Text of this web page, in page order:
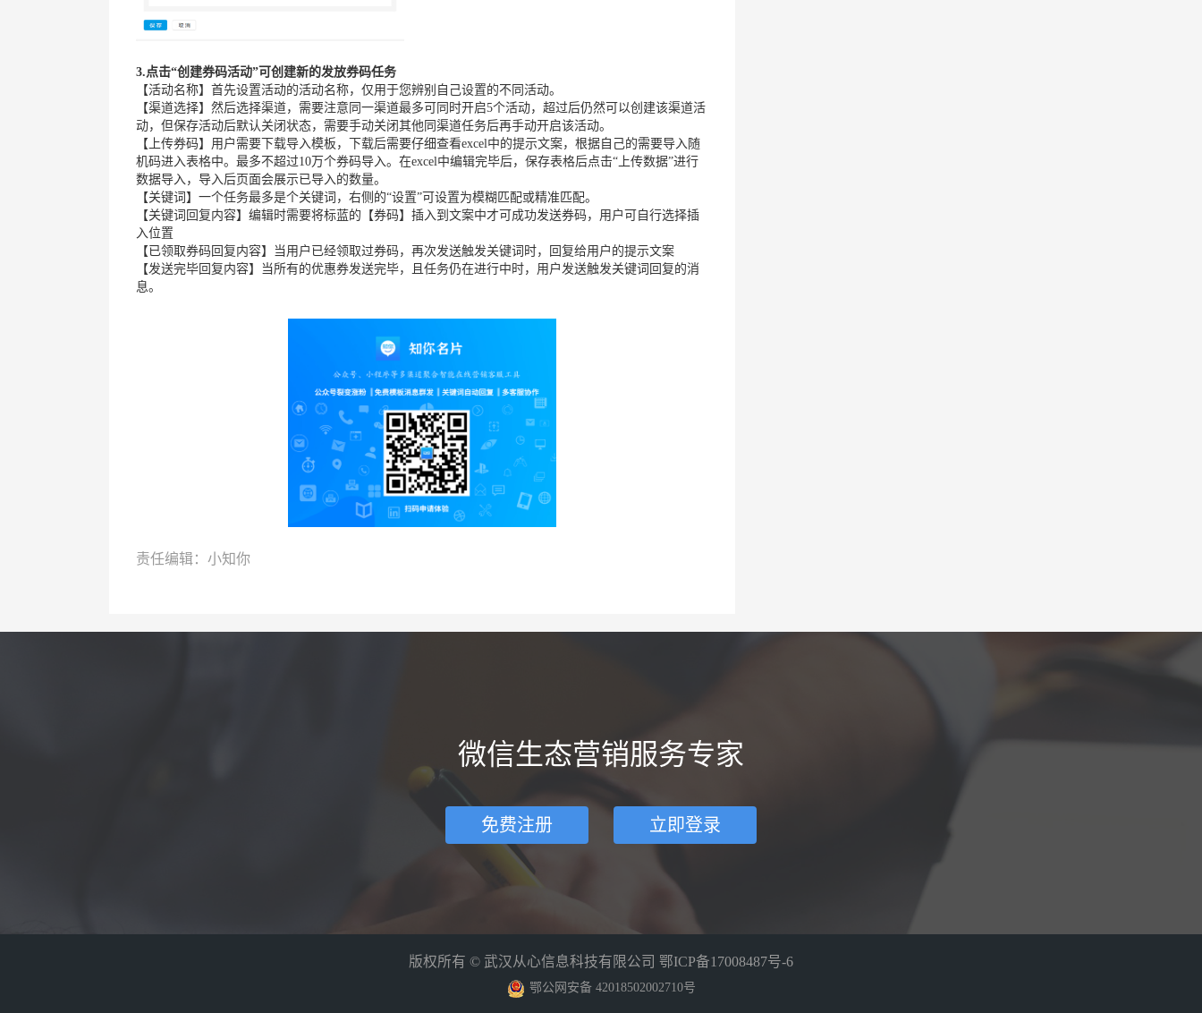
3.点击“创建券码活动”可创建新的发放券码任务
【活动名称】首先设置活动的活动名称，仅用于您辨别自己设置的不同活动。
【渠道选择】然后选择渠道，需要注意同一渠道最多可同时开启5个活动，超过后仍然可以创建该渠道活
动，但保存活动后默认关闭状态，需要手动关闭其他同渠道任务后再手动开启该活动。
【上传券码】用户需要下载导入模板，下载后需要仔细查看excel中的提示文案，根据自己的需要导入随
机码进入表格中。最多不超过10万个券码导入。在excel中编辑完毕后，保存表格后点击“上传数据”进行
数据导入，导入后页面会展示已导入的数量。
【关键词】一个任务最多是个关键词，右侧的“设置”可设置为模糊匹配或精准匹配。
【关键词回复内容】编辑时需要将标蓝的【券码】插入到文案中才可成功发送券码，用户可自行选择插
入位置
【已领取券码回复内容】当用户已经领取过券码，再次发送触发关键词时，回复给用户的提示文案
【发送完毕回复内容】当所有的优惠券发送完毕，且任务仍在进行中时，用户发送触发关键词回复的消
息。
责任编辑：小知你
微信生态营销服务专家
免费注册 立即登录
版权所有 © 武汉从心信息科技有限公司 鄂ICP备17008487号-6
鄂公网安备 42018502002710号